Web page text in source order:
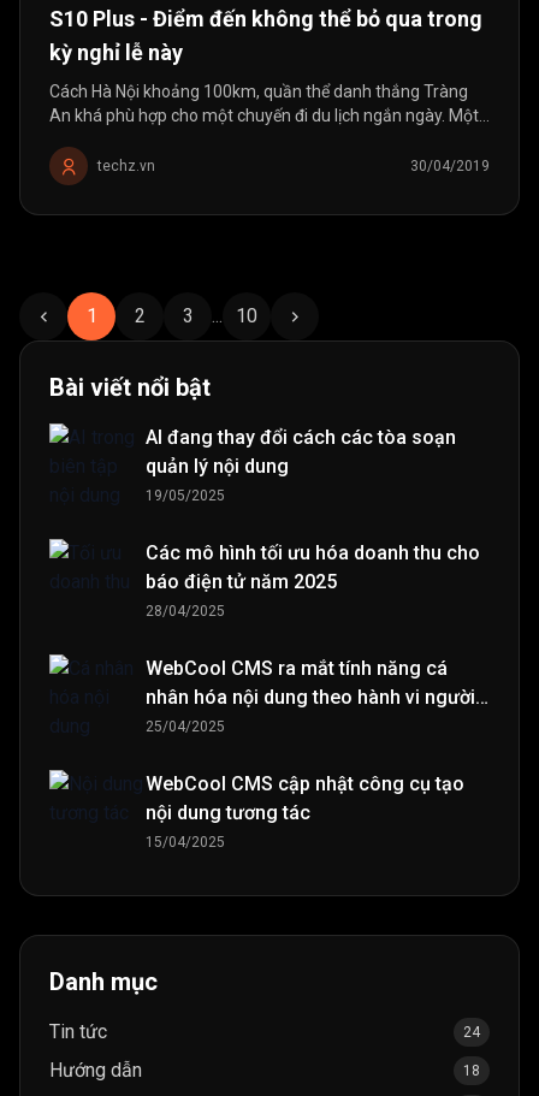
S10 Plus - Điểm đến không thể bỏ qua trong
kỳ nghỉ lễ này
Cách Hà Nội khoảng 100km, quần thể danh thắng Tràng
An khá phù hợp cho một chuyến đi du lịch ngắn ngày. Một
toàn đủ để ghi lại toàn bộ cảnh đẹp trong chuyến đi này.
techz.vn 30/04/2019
1 2 3 ... 10
Bài viết nổi bật
AI đang thay đổi cách các tòa soạn
quản lý nội dung
19/05/2025
Các mô hình tối ưu hóa doanh thu cho
báo điện tử năm 2025
28/04/2025
WebCool CMS ra mắt tính năng cá
nhân hóa nội dung theo hành vi người
đọc
25/04/2025
WebCool CMS cập nhật công cụ tạo
nội dung tương tác
15/04/2025
Danh mục
Tin tức 24
Hướng dẫn 18